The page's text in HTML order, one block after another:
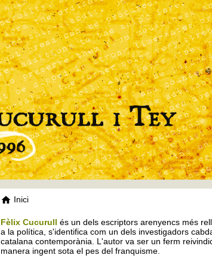
Inici
Fèlix Cucurull és un dels escriptors arenyencs més
a la política, s'identifica com un dels investigadors
catalana contemporània. L'autor va ser un ferm
manera ingent sota el pes del franquisme.